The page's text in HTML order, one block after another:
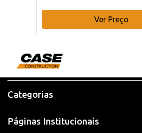
Ver Preço
Categorias
Páginas Institucionais